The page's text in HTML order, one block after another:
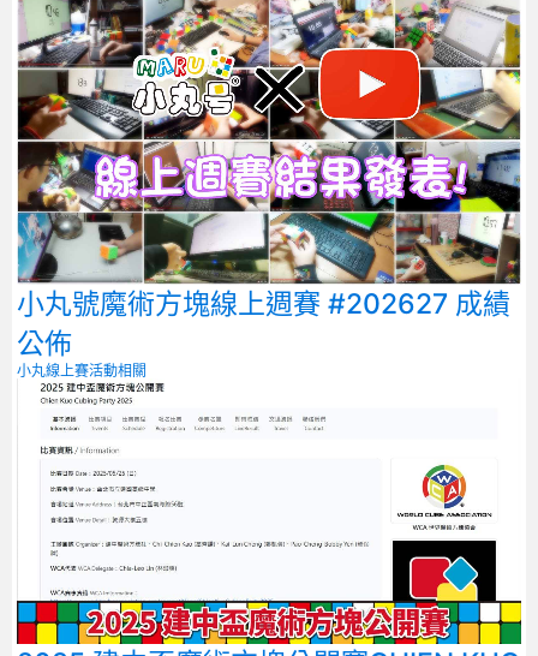
小丸號魔術方塊線上週賽 #202627 成績
公佈
小丸線上賽活動相關